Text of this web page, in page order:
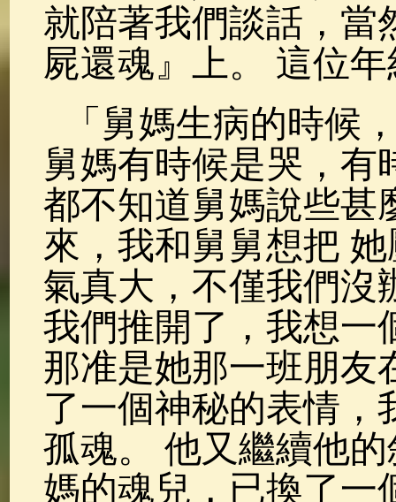
就陪著我們談話，當
屍還魂』上。 這位
「舅媽生病的時候
舅媽有時候是哭，有
都不知道舅媽說些甚
來，我和舅舅想把
氣真大，不僅我們沒
我們推開了，我想一
那准是她那一班朋友
了一個神秘的表情，
孤魂。 他又繼續他
媽的魂兒，已換了一